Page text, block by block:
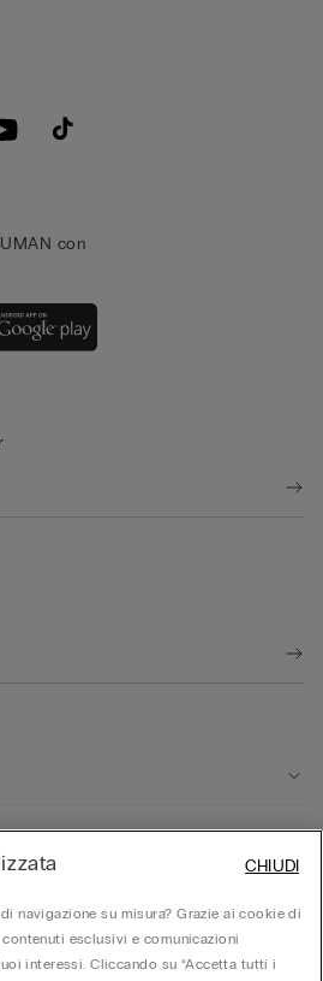
con
navigazione su misura? Grazie ai cookie di
esclusivi e comunicazioni
interessi. Cliccando su “Accetta tutti i
CHIUDI